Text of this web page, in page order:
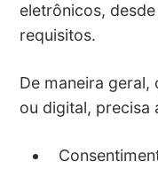
eletrônicos,
requisitos.
De maneira
ou digital, precisa